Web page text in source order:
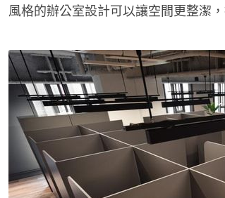
風格的辦公室設計可以讓空間更整潔